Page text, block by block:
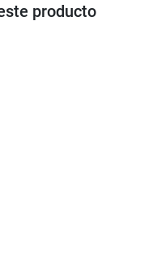
producto